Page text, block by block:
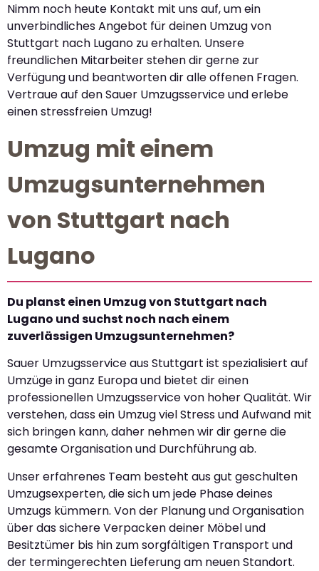
Nimm noch heute Kontakt mit uns auf, um ein
unverbindliches Angebot für deinen Umzug von
Stuttgart nach Lugano zu erhalten. Unsere
freundlichen Mitarbeiter stehen dir gerne zur
Verfügung und beantworten dir alle offenen Fragen.
Vertraue auf den Sauer Umzugsservice und erlebe
einen stressfreien Umzug!
Umzug mit einem
Umzugsunternehmen
von Stuttgart nach
Lugano
Du planst einen Umzug von Stuttgart nach
Lugano und suchst noch nach einem
zuverlässigen Umzugsunternehmen?
Sauer Umzugsservice aus Stuttgart ist spezialisiert auf
Umzüge in ganz Europa und bietet dir einen
professionellen Umzugsservice von hoher Qualität. Wir
verstehen, dass ein Umzug viel Stress und Aufwand mit
sich bringen kann, daher nehmen wir dir gerne die
gesamte Organisation und Durchführung ab.
Unser erfahrenes Team besteht aus gut geschulten
Umzugsexperten, die sich um jede Phase deines
Umzugs kümmern. Von der Planung und Organisation
über das sichere Verpacken deiner Möbel und
Besitztümer bis hin zum sorgfältigen Transport und
der termingerechten Lieferung am neuen Standort.